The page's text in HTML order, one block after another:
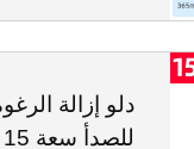
دلو إزالة